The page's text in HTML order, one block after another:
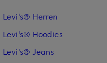
Levi's® Herren
Levi's® Hoodies
Levi's® Jeans